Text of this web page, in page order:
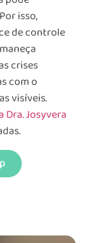
isso,
de controle
crises
com o
visíveis.
Josyvera